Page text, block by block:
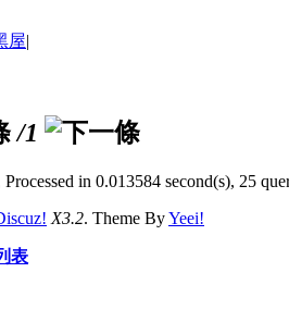
屋|
/1
Processed in 0.013584 second(s), 25
X3.2. Theme ByYeei!
表